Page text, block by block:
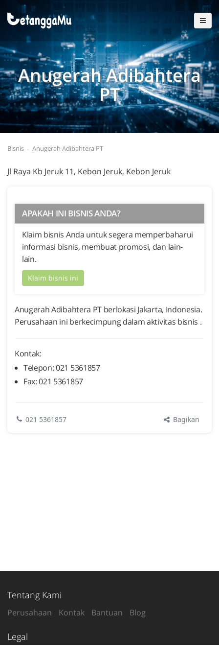
Anugerah Adibahtera
PT
Bisnis Anugerah Adibahtera PT
Jl Raya Kb Jeruk 11, Kebon Jeruk, Kebon Jeruk
APAKAH INI BISNIS ANDA?
Klaim bisnis Anda untuk segera memperbaharui
informasi bisnis, membuat promosi, dan lain-
lain.
Klaim bisnis ini
Anugerah Adibahtera PT berlokasi Jakarta, Indonesia.
Perusahaan ini berkecimpung dalam aktivitas bisnis .
Kontak:
Telepon: 021 5361857
Fax: 021 5361857
021 5361857 Bagikan
Tentang Kami
Perusahaan Kontak Bantuan Blog
Legal